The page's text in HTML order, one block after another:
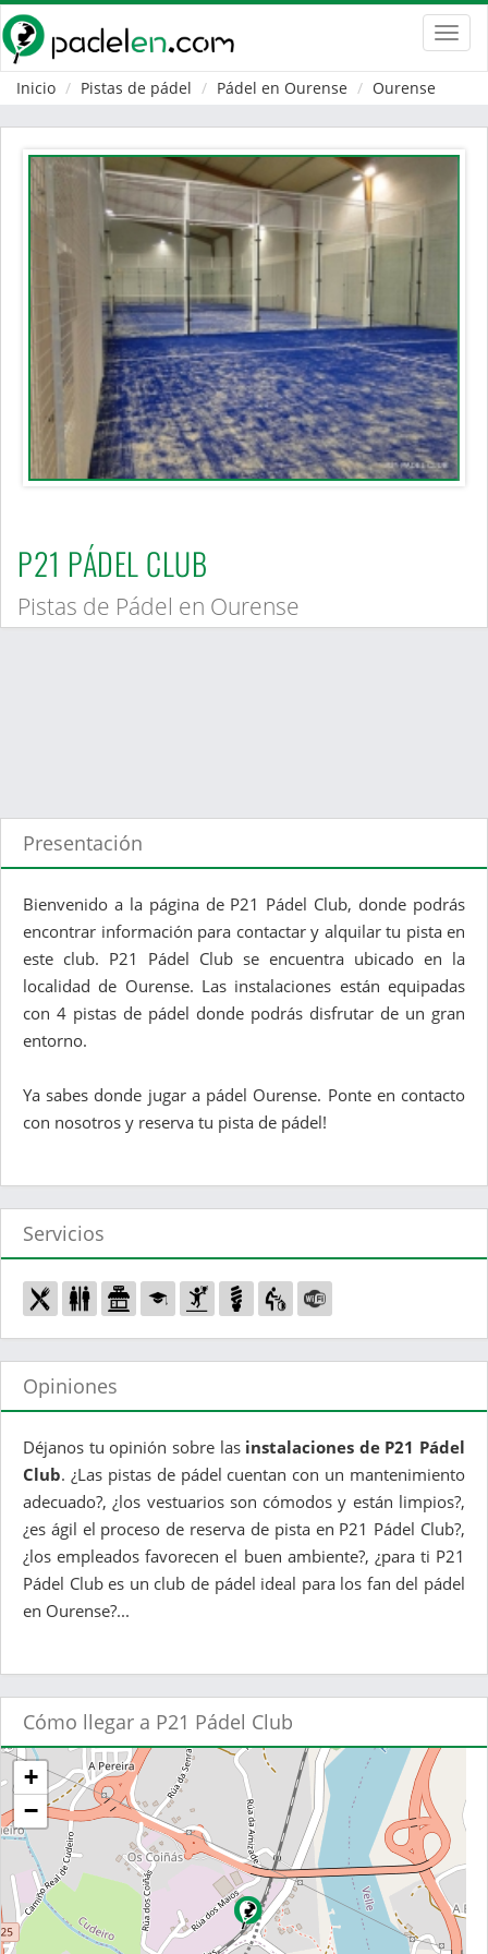
Inicio
Pistas de pádel Pádel en Ourense Ourense
P21 PÁDEL CLUB
Pistas de Pádel en Ourense
Presentación
Bienvenido a la página de P21 Pádel Club, donde podrás
encontrar información para contactar y alquilar tu pista en
este club. P21 Pádel Club se encuentra ubicado en la
localidad de Ourense. Las instalaciones están equipadas
con 4 pistas de pádel donde podrás disfrutar de un gran
entorno.
Ya sabes donde jugar a pádel Ourense. Ponte en contacto
con nosotros y reserva tu pista de pádel!
Servicios
Opiniones
Déjanos tu opinión sobre las instalaciones de P21 Pádel
Club. ¿Las pistas de pádel cuentan con un mantenimiento
adecuado?, ¿los vestuarios son cómodos y están limpios?,
¿es ágil el proceso de reserva de pista en P21 Pádel Club?,
¿los empleados favorecen el buen ambiente?, ¿para ti P21
Pádel Club es un club de pádel ideal para los fan del pádel
en Ourense?...
Cómo llegar a P21 Pádel Club
+
−